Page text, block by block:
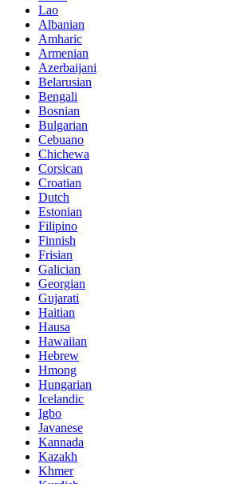
Lao
Albanian
Amharic
Armenian
Azerbaijani
Belarusian
Bengali
Bosnian
Bulgarian
Cebuano
Chichewa
Corsican
Croatian
Dutch
Estonian
Filipino
Finnish
Frisian
Galician
Georgian
Gujarati
Haitian
Hausa
Hawaiian
Hebrew
Hmong
Hungarian
Icelandic
Igbo
Javanese
Kannada
Kazakh
Khmer